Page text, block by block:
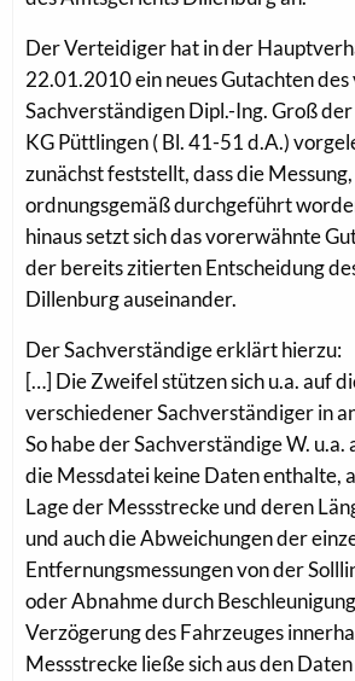
Der Verteidiger hat in der
22.01.2010 ein neues Gutachten
Sachverständigen Dipl.-Ing. Groß
KG Püttlingen ( Bl. 41-51 d.A.)
zunächst feststellt, dass die
ordnungsgemäß durchgeführt
hinaus setzt sich das vorerwähnte
der bereits zitierten Entscheidung
Dillenburg auseinander.
Der Sachverständige erklärt hierzu:
[…] Die Zweifel stützen sich u.a. auf
verschiedener Sachverständiger in
So habe der Sachverständige W. u.a.
die Messdatei keine Daten enthalte,
Lage der Messstrecke und deren
und auch die Abweichungen der
Entfernungsmessungen von der
oder Abnahme durch
Verzögerung des Fahrzeuges
Messstrecke ließe sich aus den